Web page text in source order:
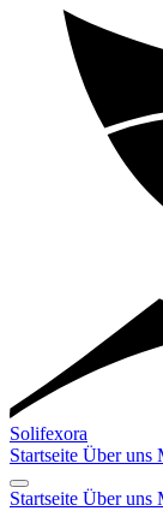
Solifexora
Startseite Über uns
Startseite Über uns